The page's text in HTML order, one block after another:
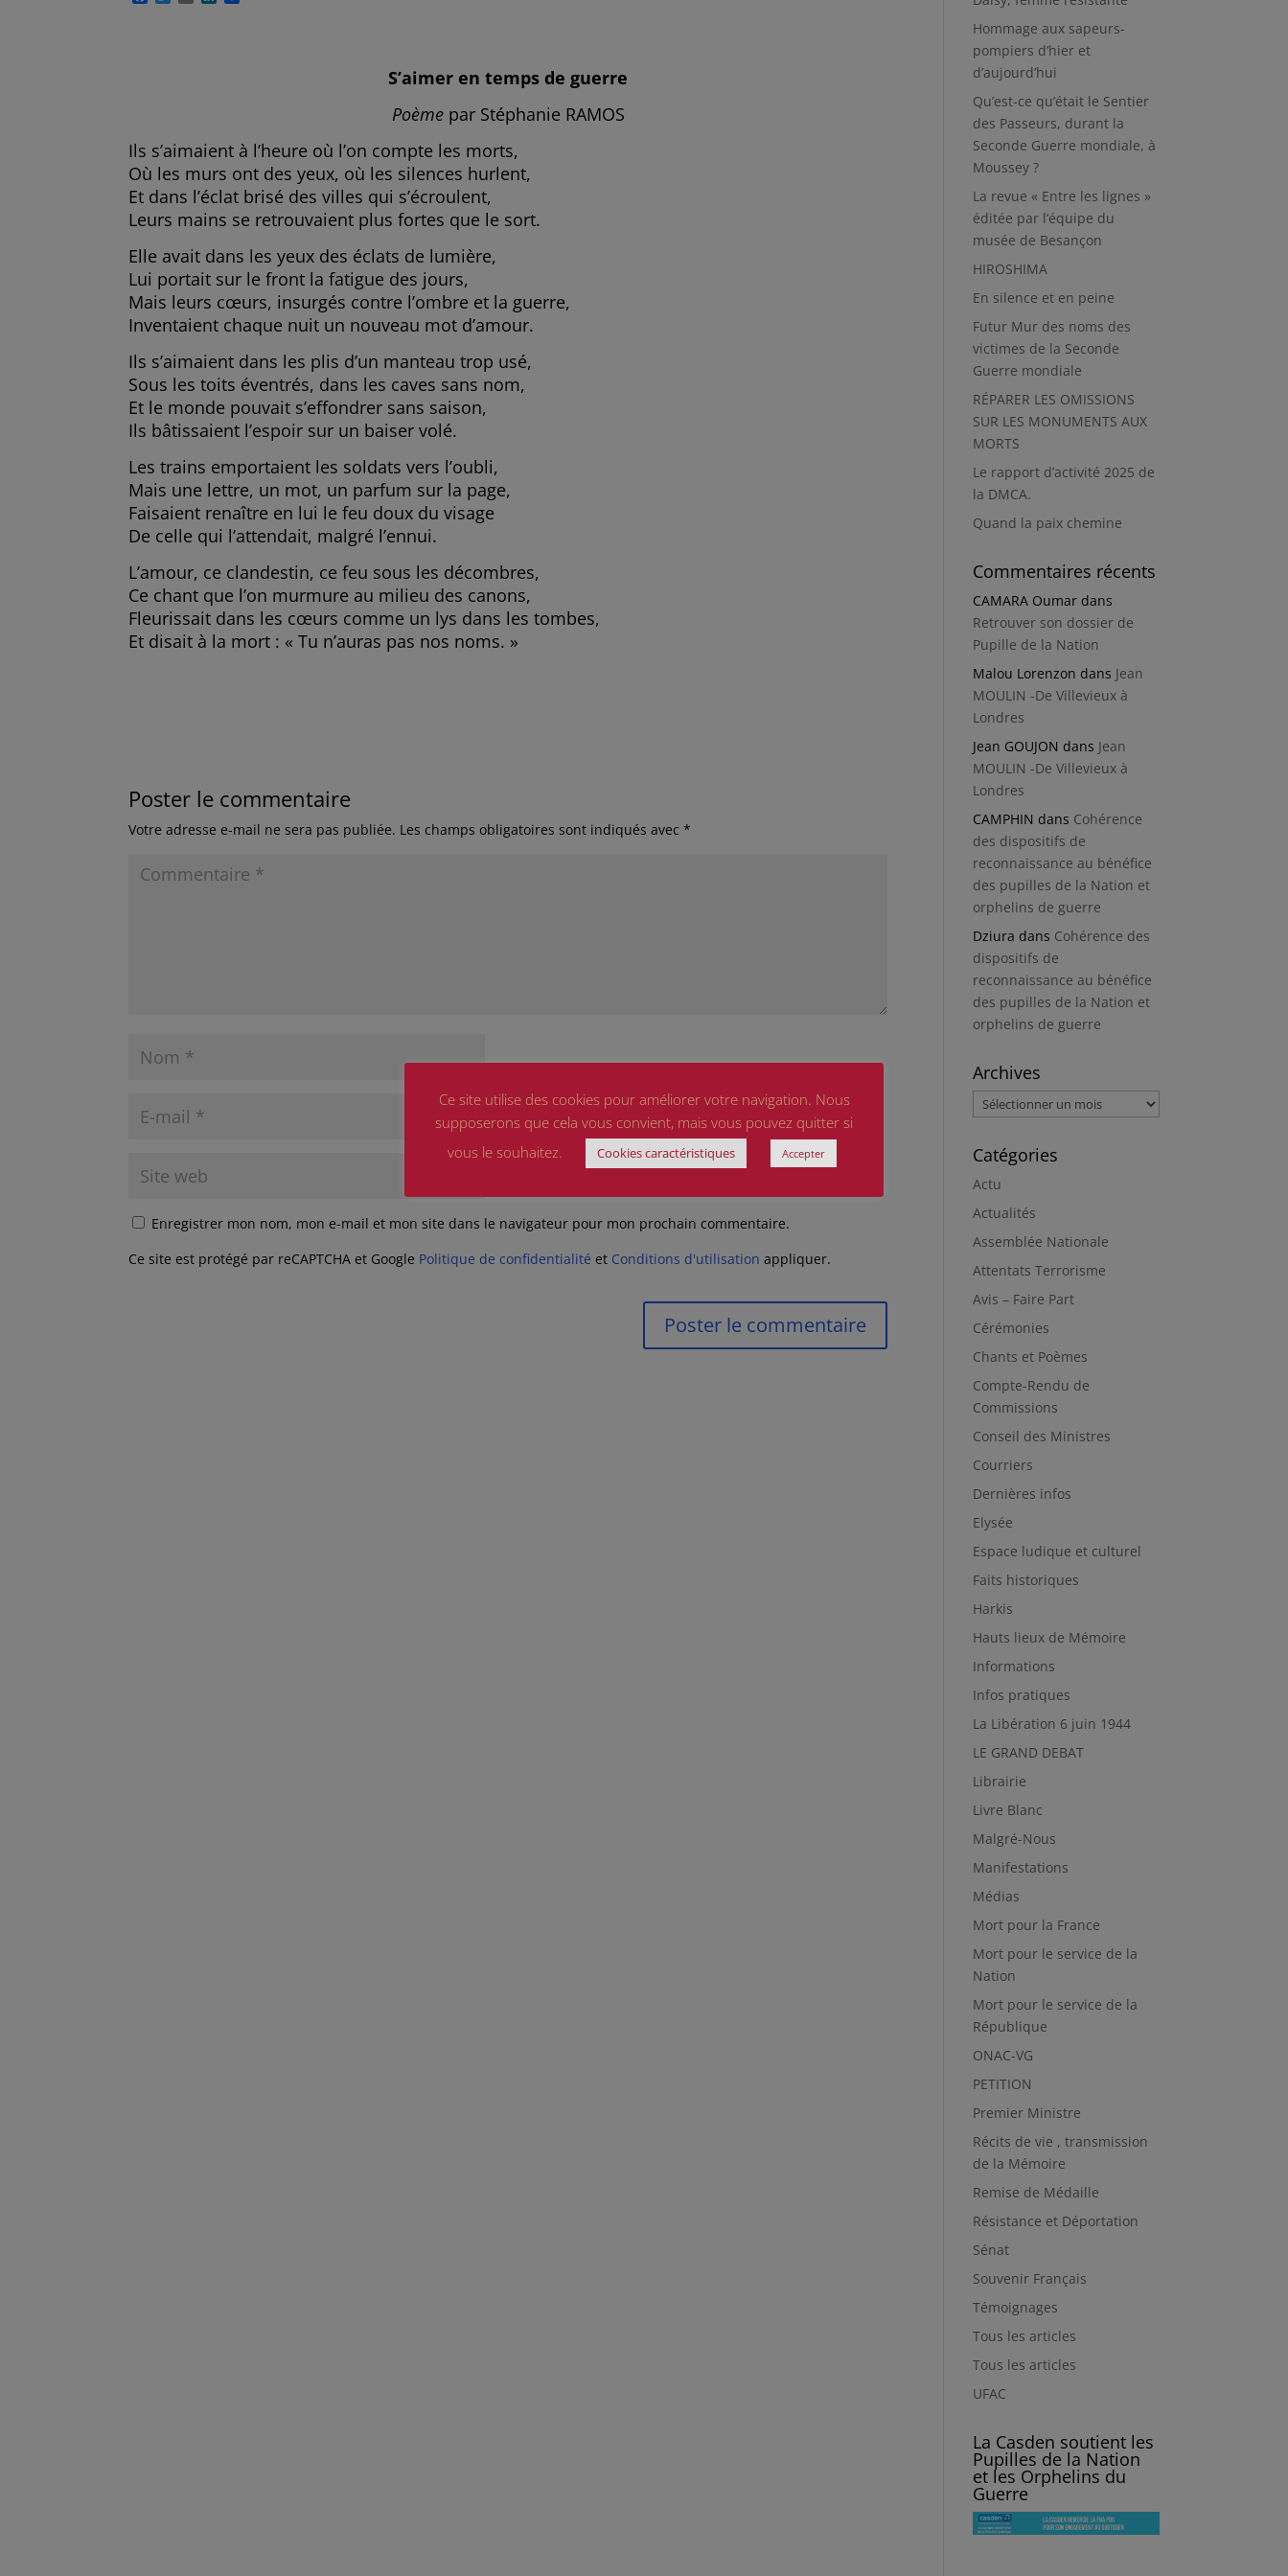
S’aimer en temps de guerre
Poème par Stéphanie RAMOS
Ils s’aimaient à l’heure où l’on compte les morts,
Où les murs ont des yeux, où les silences hurlent,
Et dans l’éclat brisé des villes qui s’écroulent,
Leurs mains se retrouvaient plus fortes que le sort.
Elle avait dans les yeux des éclats de lumière,
Lui portait sur le front la fatigue des jours,
Mais leurs cœurs, insurgés contre l’ombre et la guerre,
Inventaient chaque nuit un nouveau mot d’amour.
Ils s’aimaient dans les plis d’un manteau trop usé,
Sous les toits éventrés, dans les caves sans nom,
Et le monde pouvait s’effondrer sans saison,
Ils bâtissaient l’espoir sur un baiser volé.
Les trains emportaient les soldats vers l’oubli,
Mais une lettre, un mot, un parfum sur la page,
Faisaient renaître en lui le feu doux du visage
De celle qui l’attendait, malgré l’ennui.
L’amour, ce clandestin, ce feu sous les décombres,
Ce chant que l’on murmure au milieu des canons,
Fleurissait dans les cœurs comme un lys dans les tombes,
Et disait à la mort : « Tu n’auras pas nos noms. »
Poster le commentaire
Votre adresse e-mail ne sera pas publiée. Les champs obligatoires sont indiqués avec*
Enregistrer mon nom, mon e-mail et mon site dans le navigateur pour mon prochain commentaire.
Ce site est protégé par reCAPTCHA et Google Politique de confidentialité et Conditions d'utilisation appliquer.
Hommage aux sapeurs-
pompiers d’hier et
d’aujourd’hui
Qu’est-ce qu’était le Sentier
des Passeurs, durant la
Seconde Guerre mondiale, à
Moussey ?
La revue « Entre les lignes »
éditée par l’équipe du
musée de Besançon
HIROSHIMA
En silence et en peine
Futur Mur des noms des
victimes de la Seconde
Guerre mondiale
RÉPARER LES OMISSIONS
SUR LES MONUMENTS AUX
MORTS
Le rapport d’activité 2025 de
la DMCA.
Quand la paix chemine
Commentaires récents
CAMARA Oumar dans
Retrouver son dossier de
Pupille de la Nation
Malou Lorenzon dans Jean
MOULIN -De Villevieux à
Londres
Jean GOUJON dans Jean
MOULIN -De Villevieux à
Londres
CAMPHIN dans Cohérence
des dispositifs de
reconnaissance au bénéfice
des pupilles de la Nation et
orphelins de guerre
Dziura dans Cohérence des
dispositifs de
reconnaissance au bénéfice
des pupilles de la Nation et
orphelins de guerre
Archives
Archives
Catégories
Actu
Actualités
Assemblée Nationale
Attentats Terrorisme
Avis – Faire Part
Cérémonies
Chants et Poèmes
Compte-Rendu de
Commissions
Conseil des Ministres
Courriers
Dernières infos
Elysée
Espace ludique et culturel
Faits historiques
Harkis
Hauts lieux de Mémoire
Informations
Infos pratiques
La Libération 6 juin 1944
LE GRAND DEBAT
Librairie
Livre Blanc
Malgré-Nous
Manifestations
Médias
Mort pour la France
Mort pour le service de la
Nation
Mort pour le service de la
République
ONAC-VG
PETITION
Premier Ministre
Récits de vie , transmission
de la Mémoire
Remise de Médaille
Résistance et Déportation
Sénat
Souvenir Français
Témoignages
Tous les articles
Tous les articles
UFAC
La Casden soutient les
Pupilles de la Nation
et les Orphelins du
Guerre
Ce site utilise des cookies pour améliorer votre navigation. Nous
supposerons que cela vous convient, mais vous pouvez quitter si
vous le souhaitez.
Cookies caractéristiques Accepter